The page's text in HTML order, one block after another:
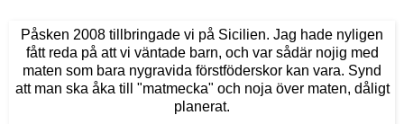
Påsken 2008 tillbringade vi på Sicilien. Jag hade nyligen
fått reda på att vi väntade barn, och var sådär nojig med
maten som bara nygravida förstföderskor kan vara. Synd
att man ska åka till "matmecka" och noja över maten, dåligt
planerat.